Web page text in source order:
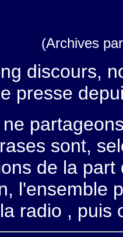
(Archives
discours,
presse
sont,
de la
l'ensemble
radio ,